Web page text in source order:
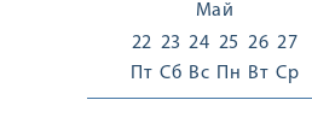
Май
22
Пт
23
Сб
24
Вс
25
Пн
26
Вт
27
Ср